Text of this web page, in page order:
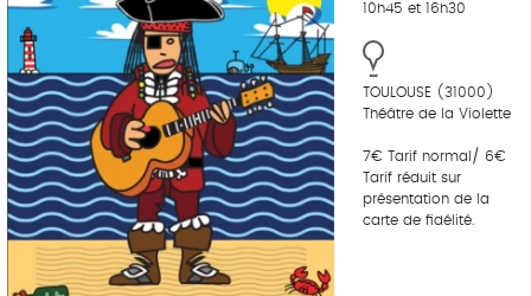
10h45 et 16h30
TOULOUSE (31000)
Théâtre de la Violette
7€ Tarif normal/ 6€
Tarif réduit sur
présentation de la
carte de fidélité.